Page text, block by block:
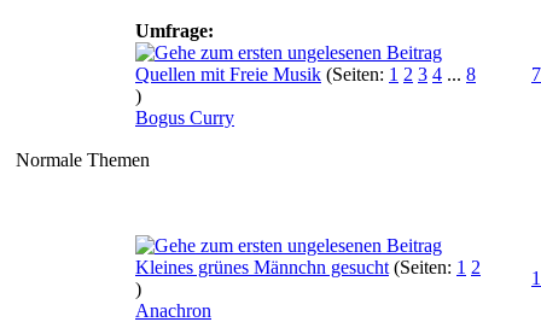
Umfrage:
Quellen mit Freie Musik (Seiten: 1 2 3 4 ... 8
)
Bogus Curry
Normale Themen
Kleines grünes Männchn gesucht (Seiten: 1 2
)
Anachron